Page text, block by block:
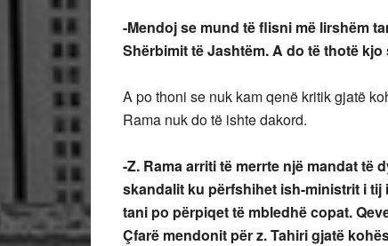
-Mendoj se mund të flisni më lirshëm
Shërbimit të Jashtëm. A do të thotë
A po thoni se nuk kam qenë kritik gjatë
Rama nuk do të ishte dakord.
-Z. Rama arriti të merrte një mandat të
skandalit ku përfshihet ish-ministrit i tij
tani po përpiqet të mbledhë copat.
Çfarë mendonit për z. Tahiri gjatë